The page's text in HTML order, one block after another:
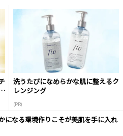
洗うたびになめらかな肌に整えるク
レンジング
(PR)
になる環境作りこそが美肌を手に入れ